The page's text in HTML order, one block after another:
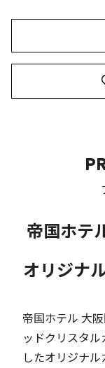
帝国ホテ
オリジナ
帝国ホテル 大
ッドクリスタ
したオリジナ